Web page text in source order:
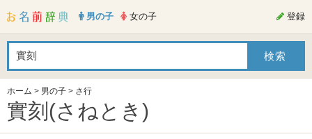
男の子 女の子 登録
ホーム > 男の子 > さ行
實刻(さねとき)